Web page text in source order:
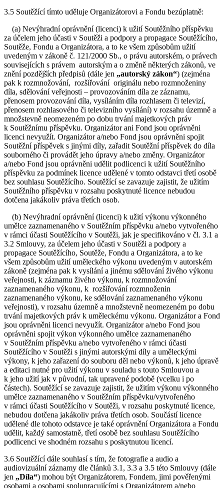
3.5 Soutěžící tímto uděluje Organizátorovi a Fondu bezúplatně:
(a) Nevýhradní oprávnění (licenci) k užití Soutěžního příspěvku
za účelem jeho účasti v Soutěži a podpory a propagace Soutěžícího,
Soutěže, Fondu a Organizátora, a to ke všem způsobům užití
uvedeným v zákoně č. 121/2000 Sb., o právu autorském, o právech
souvisejících s právem autorským a o změně některých zákonů, ve
znění pozdějších předpisů (dále jen „autorský zákon“) (zejména
pak k rozmnožování, rozšiřování originálu nebo rozmnoženiny
díla, sdělování veřejnosti – provozováním díla ze záznamu,
přenosem provozování díla, vysíláním díla rozhlasem či televizí,
přenosem rozhlasového či televizního vysílání) v rozsahu územně a
množstevně neomezeném po dobu trvání majetkových práv
k Soutěžnímu příspěvku. Organizátor ani Fond jsou oprávněni
licenci nevyužít. Organizátor a/nebo Fond jsou oprávněni spojit
Soutěžní příspěvek s jinými díly, zařadit Soutěžní příspěvek do díla
souborného či provádět jeho úpravy a/nebo změny. Organizátor
a/nebo Fond jsou oprávněni udělit podlicenci k užití Soutěžního
příspěvku za podmínek licence udělené v tomto odstavci třetí osobě
bez souhlasu Soutěžícího. Soutěžící se zavazuje zajistit, že užitím
Soutěžního příspěvku v rozsahu poskytnuté licence nebudou
dotčena jakákoliv práva třetích osob.
(b) Nevýhradní oprávnění (licenci) k užití výkonu výkonného
umělce zaznamenaného v Soutěžním příspěvku a/nebo vytvořeného
v rámci účasti Soutěžícího v Soutěži, jak je specifikováno v čl. 3.1 a
3.2 Smlouvy, za účelem jeho účasti v Soutěži a podpory a
propagace Soutěžícího, Soutěže, Fondu a Organizátora, a to ke
všem způsobům užití uměleckého výkonu uvedeným v autorském
zákoně (zejména pak k vysílání a jinému sdělování živého výkonu
veřejnosti, k záznamu živého výkonu, k rozmnožování
zaznamenaného výkonu, k rozšiřování rozmnoženin
zaznamenaného výkonu, ke sdělování zaznamenaného výkonu
veřejnosti), v rozsahu územně a množstevně neomezeném po dobu
trvání majetkových práv k uměleckému výkonu. Organizátor a Fond
jsou oprávněni licenci nevyužít. Organizátor a/nebo Fond jsou
oprávněni spojit výkon výkonného umělce zaznamenaného
v Soutěžním příspěvku a/nebo vytvořeného v rámci účasti
Soutěžícího v Soutěži s jinými autorskými díly a uměleckými
výkony, k jeho zařazení do souboru děl nebo výkonů, k jeho úpravě
a editaci nutné pro užití výkonu v souladu s touto Smlouvou a
k jeho užití jak v původní, tak upravené podobě (vcelku i po
částech). Soutěžící se zavazuje zajistit, že užitím výkonu výkonného
umělce zaznamenaného v Soutěžním příspěvku/vytvořeného
v rámci účasti Soutěžícího v Soutěži, v rozsahu poskytnuté licence,
nebudou dotčena jakákoliv práva třetích osob. Součástí licence
udělené dle tohoto odstavce je také oprávnění Organizátora a Fondu
udělit, každý samostatně, třetí osobě bez souhlasu Soutěžícího
podlicenci ve shodném rozsahu s poskytnutou licencí.
3.6 Soutěžící dále souhlasí s tím, že fotografie a audio a
audiovizuální záznamy dle článků 3.1, 3.3 a 3.5 této Smlouvy (dále
jen „Díla“) mohou být Organizátorem, Fondem, jimi pověřenými
osobami a osobami spolupracujícími s Organizátorem a/nebo